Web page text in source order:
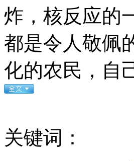
湖北宜昌90后武警战士为救落
网曝大学两室友为斗酒立生死状
炸，核反应的
都是令人敬佩
化的农民，自
关键词：